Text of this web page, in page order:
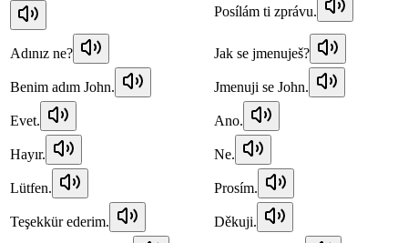
Posílám ti zprávu.
Adınız ne? Jak se jmenuješ?
Benim adım John. Jmenuji se John.
Evet. Ano.
Hayır. Ne.
Lütfen. Prosím.
Teşekkür ederim. Děkuji.